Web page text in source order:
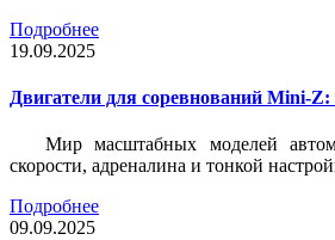
Подробнее
19.09.2025
Двигатели для соревнований Mini-
Мир масштабных моделей
скорости, адреналина и тонкой
Подробнее
09.09.2025